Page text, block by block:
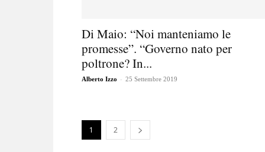
Di Maio: “Noi manteniamo le
promesse”. “Governo nato per
poltrone? In...
Alberto Izzo - 25 Settembre 2019
1 2